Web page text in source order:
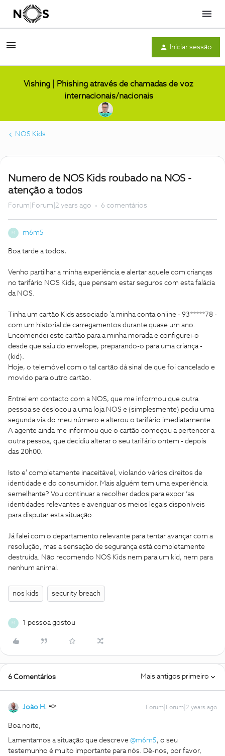
Menu
Iniciar sessão
Vishing | Phishing através de chamadas de voz
internacionais/nacionais
NOS Kids
Numero de NOS Kids roubado na NOS -
atenção a todos
Forum|Forum|2 years ago 6 comentários
M m6m5
Boa tarde a todos,
Venho partilhar a minha experiência e alertar aquele com crianças
no tarifário NOS Kids, que pensam estar seguros com esta falácia
da NOS.
Tinha um cartão Kids associado 'a minha conta online - 93*****78 -
com um historial de carregamentos durante quase um ano.
Encomendei este cartão para a minha morada e configurei-o
desde que saiu do envelope, preparando-o para uma criança -
(kid).
Hoje, o telemóvel com o tal cartão dá sinal de que foi cancelado e
movido para outro cartão.
Entrei em contacto com a NOS, que me informou que outra
pessoa se deslocou a uma loja NOS e (simplesmente) pediu uma
segunda via do meu número e alterou o tarifário imediatamente.
A agente ainda me informou que o cartão começou a pertencer a
outra pessoa, que decidiu alterar o seu tarifário ontem - depois
das 20h00.
Isto e' completamente inaceitável, violando vários direitos de
identidade e do consumidor. Mais alguém tem uma experiência
semelhante? Vou continuar a recolher dados para expor ‘as
identidades relevantes e averiguar os meios legais disponíveis
para disputar esta situação.
Já falei com o departamento relevante para tentar avançar com a
resolução, mas a sensação de segurança está completamente
destruída. Não recomendo NOS Kids nem para um kid, nem para
nenhum animal.
nos kids security breach
M 1 pessoa gostou
6 Comentários Mais antigos primeiro
João H. Forum|Forum|2 years ago
Boa noite,
Lamentamos a situação que descreve @m6m5, o seu
testemunho é muito importante para nós. Dê-nos, por favor,